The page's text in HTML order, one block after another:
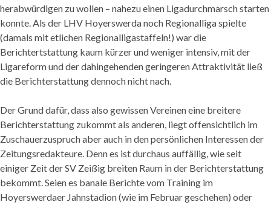
herabwürdigen zu wollen – nahezu einen Ligadurchmarsch starten
konnte. Als der LHV Hoyerswerda noch Regionalliga spielte
(damals mit etlichen Regionalligastaffeln!) war die
Berichtertstattung kaum kürzer und weniger intensiv, mit der
Ligareform und der dahingehenden geringeren Attraktivität ließ
die Berichterstattung dennoch nicht nach.
Der Grund dafür, dass also gewissen Vereinen eine breitere
Berichterstattung zukommt als anderen, liegt offensichtlich im
Zuschauerzuspruch aber auch in den persönlichen Interessen der
Zeitungsredakteure. Denn es ist durchaus auffällig, wie seit
einiger Zeit der SV Zeißig breiten Raum in der Berichterstattung
bekommt. Seien es banale Berichte vom Training im
Hoyerswerdaer Jahnstadion (wie im Februar geschehen) oder